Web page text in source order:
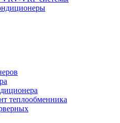
теплообменника